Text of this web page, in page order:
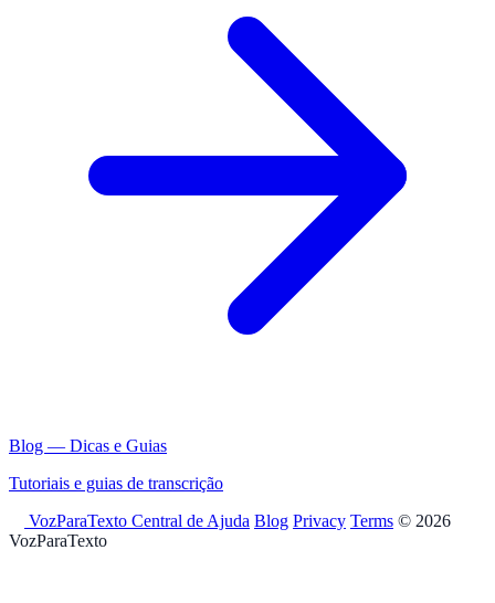
Blog — Dicas e Guias
Tutoriais e guias de transcrição
VozParaTexto Central de Ajuda Blog Privacy Terms © 2026
VozParaTexto